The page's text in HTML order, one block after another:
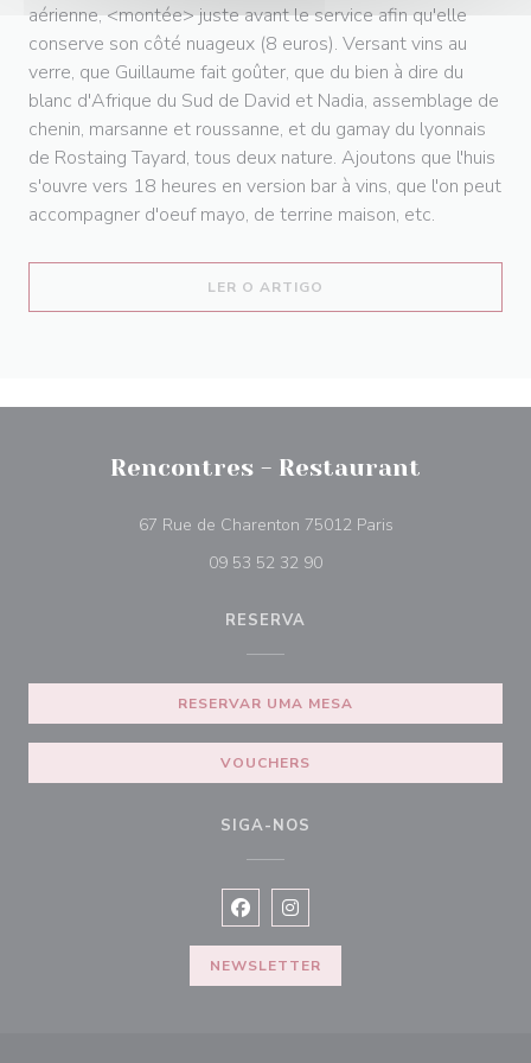
aérienne, <montée> juste avant le service afin qu'elle
conserve son côté nuageux (8 euros). Versant vins au
verre, que Guillaume fait goûter, que du bien à dire du
blanc d'Afrique du Sud de David et Nadia, assemblage de
chenin, marsanne et roussanne, et du gamay du lyonnais
de Rostaing Tayard, tous deux nature. Ajoutons que l'huis
s'ouvre vers 18 heures en version bar à vins, que l'on peut
accompagner d'oeuf mayo, de terrine maison, etc.
LER O ARTIGO
Rencontres - Restaurant
67 Rue de Charenton 75012 Paris((abre numa nova
09 53 52 32 90
RESERVA
RESERVAR UMA MESA
VOUCHERS
SIGA-NOS
Facebook ((abre numa nova janela))
Instagram ((abre numa nova
NEWSLETTER